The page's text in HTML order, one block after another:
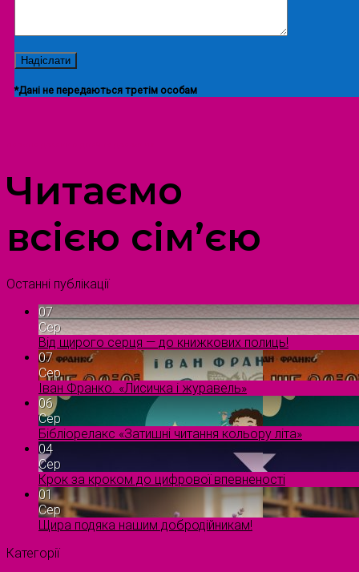
*Дані не передаються третім особам
Читаємо
всією сім’єю
Останні публікації
07
Сер
Від щирого серця — до книжкових полиць!
07
Сер
Іван Франко. «Лисичка і журавель»
06
Сер
Бібліорелакс «Затишні читання кольору літа»
04
Сер
Крок за кроком до цифрової впевненості
01
Сер
Щира подяка нашим добродійникам!
Категорії